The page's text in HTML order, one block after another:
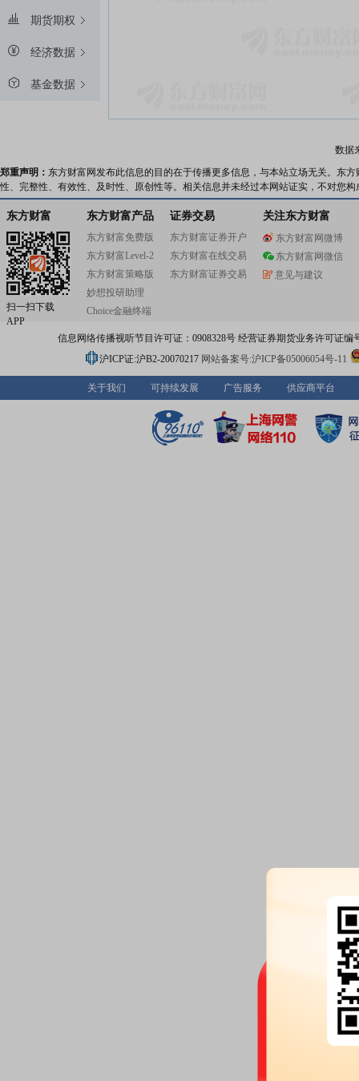
期货期权
经济数据
基金数据
数据
郑重声明： 东方财富网发布此信息的目的在于传播更多信息，与本站立场无关。东
性、完整性、有效性、及时性、原创性等。相关信息并未经过本网站证实，不对您
东方财富
扫一扫下载
APP
东方财富产品
东方财富免费版
东方财富Level-2
东方财富策略版
妙想投研助理
Choice金融终端
证券交易
东方财富证券开户
东方财富在线交易
东方财富证券交易
关注东方财富
东方财富网微博
东方财富网微信
意见与建议
信息网络传播视听节目许可证：0908328号 经营证券期货业务许可证编
沪ICP证:沪B2-20070217 网站备案号:沪ICP备05006054号-11
关于我们 可持续发展 广告服务 供应商平台